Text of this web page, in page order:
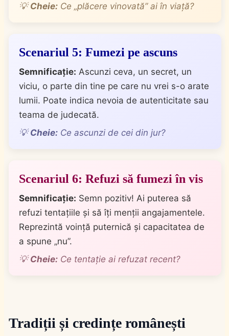
💡Cheie: Ce „plăcere vinovată” ai în viață?
Scenariul 5: Fumezi pe ascuns
Semnificație: Ascunzi ceva, un secret, un
viciu, o parte din tine pe care nu vrei s-o arate
lumii. Poate indica nevoia de autenticitate sau
teama de judecată.
💡Cheie: Ce ascunzi de cei din jur?
Scenariul 6: Refuzi să fumezi în vis
Semnificație: Semn pozitiv! Ai puterea să
refuzi tentațiile și să îți menții angajamentele.
Reprezintă voință puternică și capacitatea de
a spune „nu”.
💡Cheie: Ce tentație ai refuzat recent?
Tradiții și credințe românești